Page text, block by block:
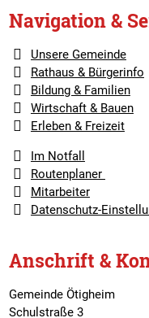
Navigation &
Unsere Gemeinde
Rathaus & Bürgerinfo
Bildung & Familien
Wirtschaft & Bauen
Erleben & Freizeit
Im Notfall
Routenplaner
Mitarbeiter
Datenschutz-
Anschrift &
Gemeinde Ötigheim
Schulstraße 3